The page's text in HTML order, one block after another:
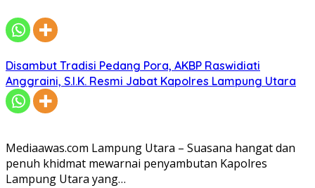
Disambut Tradisi Pedang Pora, AKBP Raswidiati
Anggraini, S.I.K. Resmi Jabat Kapolres Lampung Utara
Mediaawas.com Lampung Utara – Suasana hangat dan
penuh khidmat mewarnai penyambutan Kapolres
Lampung Utara yang…